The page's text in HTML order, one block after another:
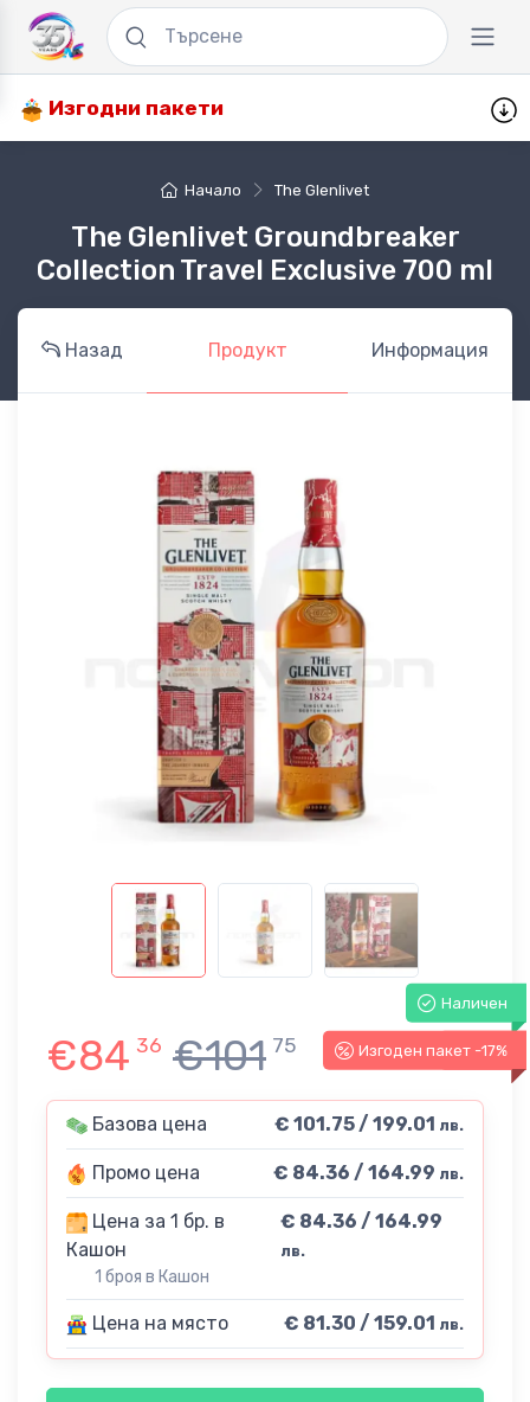
Изгодни пакети
Начало The Glenlivet
The Glenlivet Groundbreaker
Collection Travel Exclusive 700 ml
Назад Продукт Информация
Наличен
-17%
Изгоден пакет -17%
€84 36 €101 75
Базова цена € 101.75 / 199.01 лв.
Промо цена € 84.36 / 164.99 лв.
Цена за 1 бр. в
Кашон
1 броя в Кашон
€ 84.36 / 164.99
лв.
Цена на място € 81.30 / 159.01 лв.